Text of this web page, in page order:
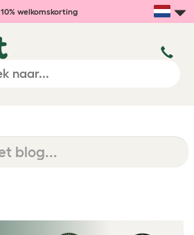
10% welkomskorting